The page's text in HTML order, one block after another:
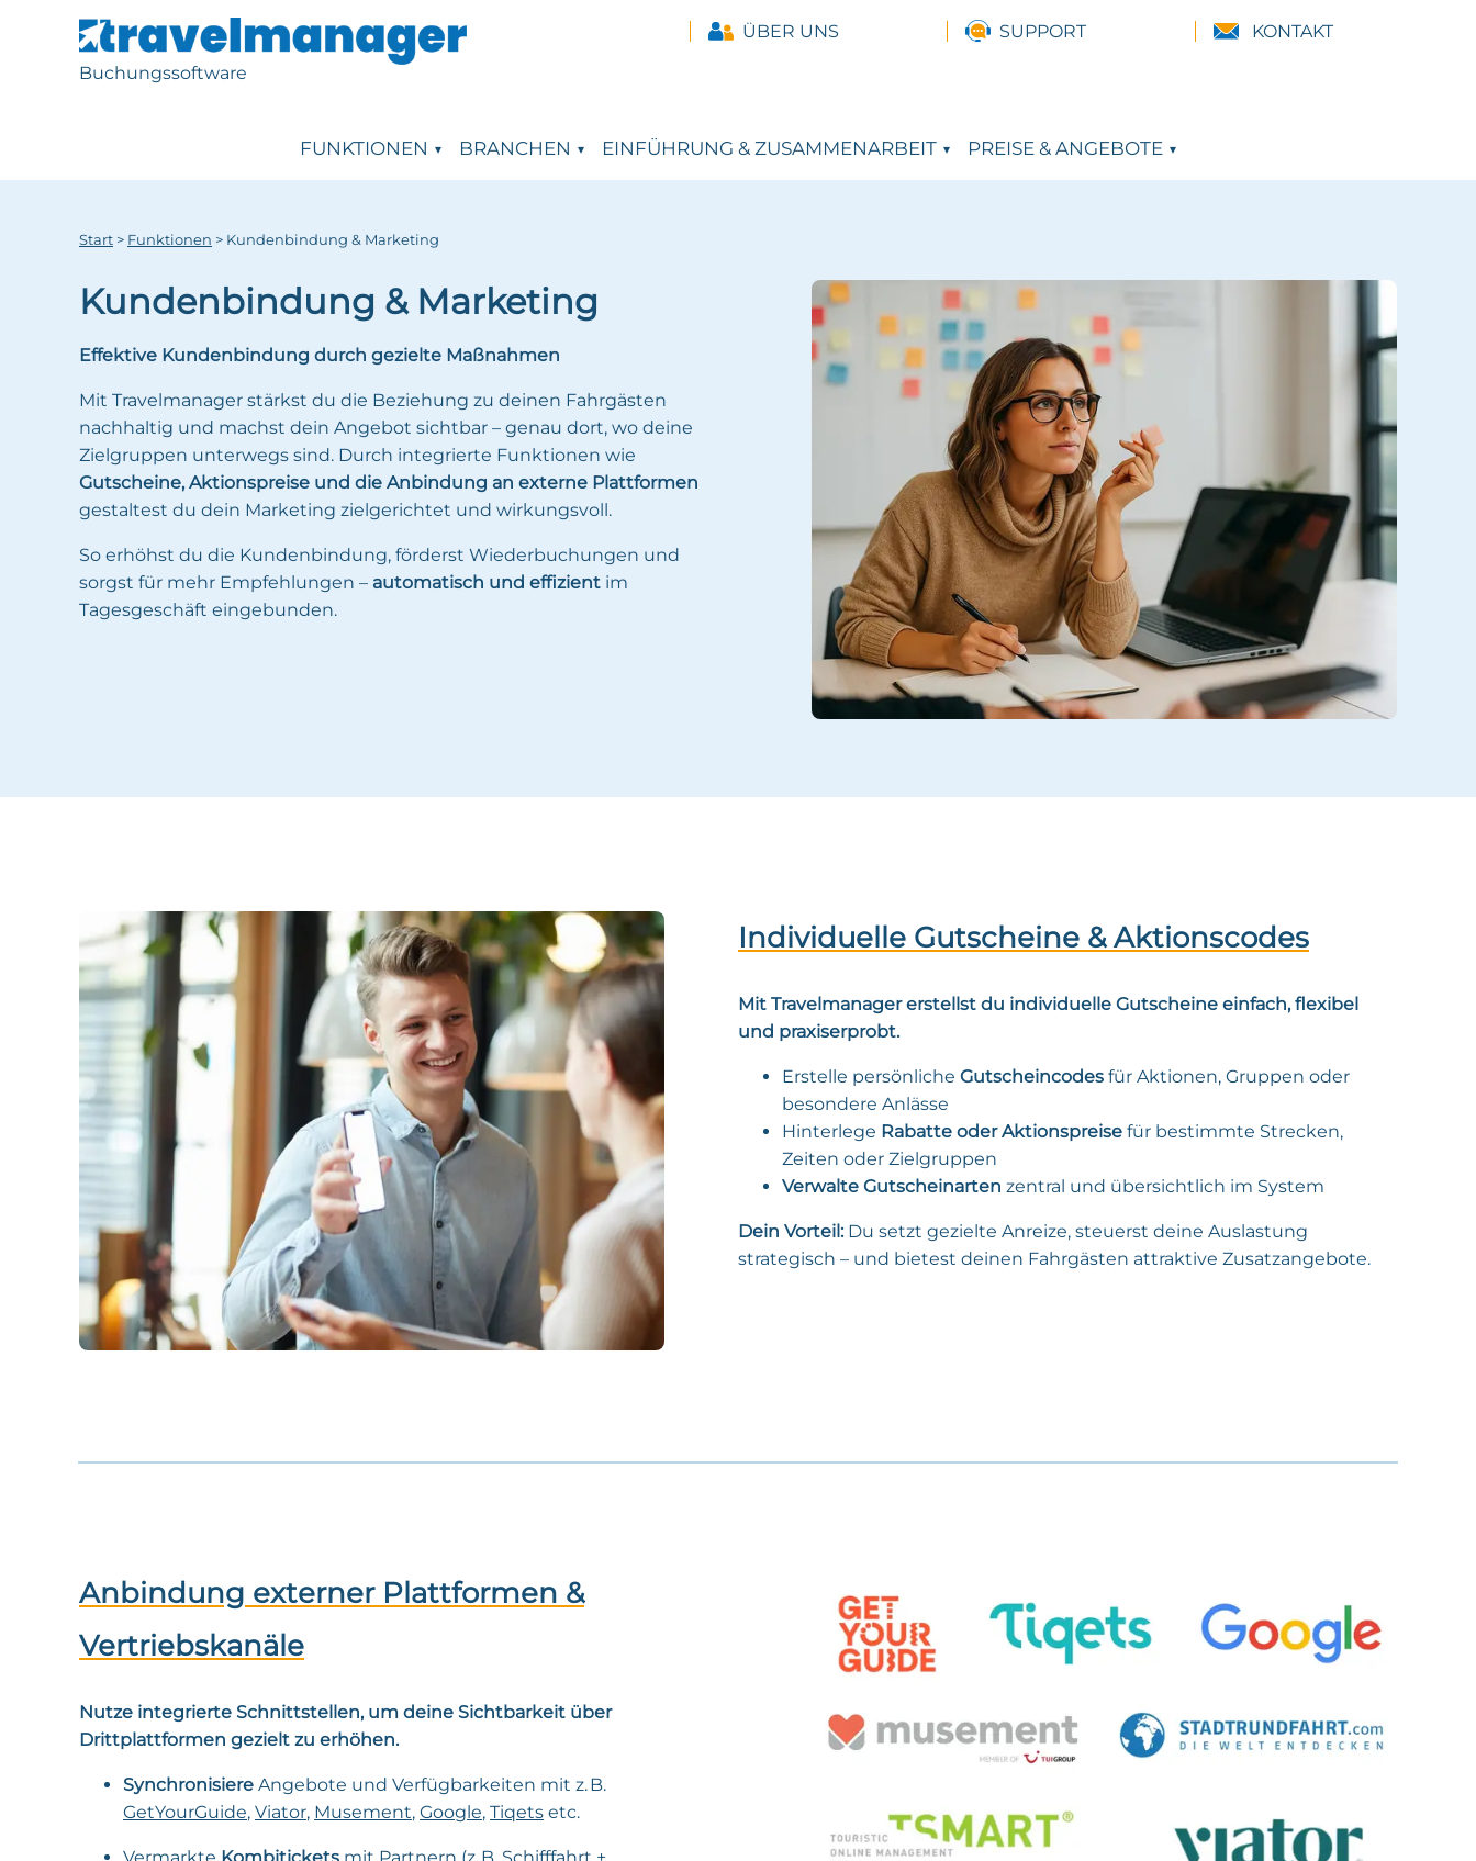
Buchungssoftware
ÜBER UNS SUPPORT KONTAKT
FUNKTIONEN BRANCHEN EINFÜHRUNG & ZUSAMMENARBEIT PREISE & ANGEBOTE
Start > Funktionen > Kundenbindung & Marketing
Kundenbindung & Marketing
Effektive Kundenbindung durch gezielte Maßnahmen
Mit Travelmanager stärkst du die Beziehung zu deinen Fahrgästen
nachhaltig und machst dein Angebot sichtbar – genau dort, wo deine
Zielgruppen unterwegs sind. Durch integrierte Funktionen wie
Gutscheine, Aktionspreise und die Anbindung an externe Plattformen
gestaltest du dein Marketing zielgerichtet und wirkungsvoll.
So erhöhst du die Kundenbindung, förderst Wiederbuchungen und
sorgst für mehr Empfehlungen – automatisch und effizient im
Tagesgeschäft eingebunden.
Individuelle Gutscheine & Aktionscodes
Mit Travelmanager erstellst du individuelle Gutscheine einfach, flexibel
und praxiserprobt.
Erstelle persönliche Gutscheincodes für Aktionen, Gruppen oder
besondere Anlässe
Hinterlege Rabatte oder Aktionspreise für bestimmte Strecken,
Zeiten oder Zielgruppen
Verwalte Gutscheinarten zentral und übersichtlich im System
Dein Vorteil:Du setzt gezielte Anreize, steuerst deine Auslastung
strategisch – und bietest deinen Fahrgästen attraktive Zusatzangebote.
Anbindung externer Plattformen &
Vertriebskanäle
Nutze integrierte Schnittstellen, um deine Sichtbarkeit über
Drittplattformen gezielt zu erhöhen.
Synchronisiere Angebote und Verfügbarkeiten mit z. B.
GetYourGuide, Viator, Musement, Google, Tiqets etc.